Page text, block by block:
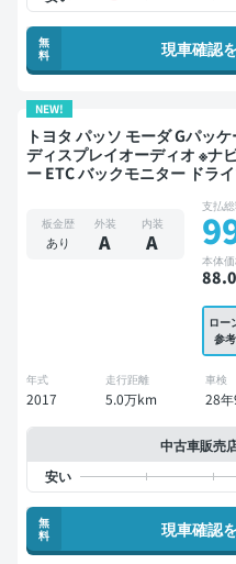
無
料
現車確認
NEW!
トヨタ パッソ モーダ Gパッケージ 禁煙車 整備記
ディスプレイオーディオ ※ナ
ー ETC バックモニター ドラ
板金歴
あり
外装
A
内装
A
支払
本体
88.0
ロー
参考
年式
2017
走行距離
5.0万km
車検
28年
中古車販売
無
料
現車確認